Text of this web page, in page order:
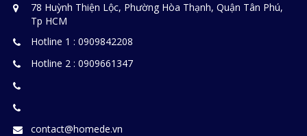
78 Huỳnh Thiện Lộc, Phường Hòa Thạnh, Quận Tân Phú,
Tp HCM
Hotline 1 : 0909842208
Hotline 2 : 0909661347
contact@homede.vn